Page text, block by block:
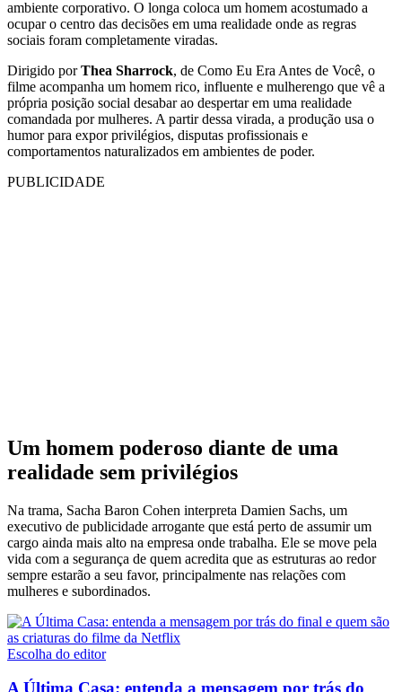
ambiente corporativo. O longa coloca um homem acostumado a
ocupar o centro das decisões em uma realidade onde as regras
sociais foram completamente viradas.
Dirigido porThea Sharrock, de Como Eu Era Antes de Você, o
filme acompanha um homem rico, influente e mulherengo que vê a
própria posição social desabar ao despertar em uma realidade
comandada por mulheres. A partir dessa virada, a produção usa o
humor para expor privilégios, disputas profissionais e
comportamentos naturalizados em ambientes de poder.
PUBLICIDADE
Um homem poderoso diante de uma
realidade sem privilégios
Na trama, Sacha Baron Cohen interpreta Damien Sachs, um
executivo de publicidade arrogante que está perto de assumir um
cargo ainda mais alto na empresa onde trabalha. Ele se move pela
vida com a segurança de quem acredita que as estruturas ao redor
sempre estarão a seu favor, principalmente nas relações com
mulheres e subordinados.
Escolha do editor
A Última Casa: entenda a mensagem por trás do